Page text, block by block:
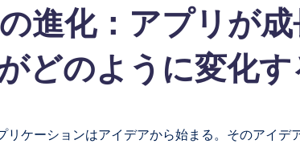
進化：アプリが
どのように変化
リケーションはアイデアから始まる。そのアイデ